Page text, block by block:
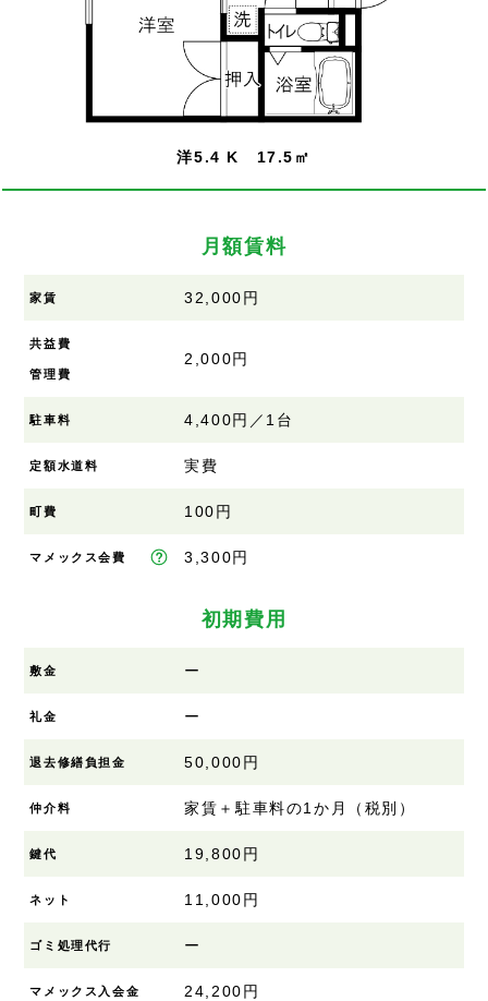
洋5.4 K 17.5㎡
月額賃料
家賃 32,000円
共益費
管理費
2,000円
駐車料 4,400円／1台
定額水道料 実費
町費 100円
マメックス会費 3,300円
初期費用
敷金 ー
礼金 ー
退去修繕負担金 50,000円
仲介料 家賃＋駐車料の1か月（税別）
鍵代 19,800円
ネット 11,000円
ゴミ処理代行 ー
マメックス入会金 24,200円